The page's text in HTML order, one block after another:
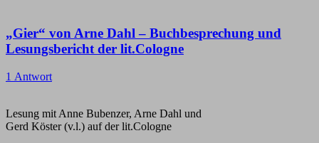
„Gier“ von Arne Dahl – Buchbesprechung und
Lesungsbericht der lit.Cologne
1 Antwort
Lesung mit Anne Bubenzer, Arne Dahl und
Gerd Köster (v.l.) auf der lit.Cologne